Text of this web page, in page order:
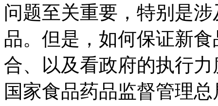
问题至关重要，特别是
品。但是，如何保证新
合、以及看政府的执行力
国家食品药品监督管理